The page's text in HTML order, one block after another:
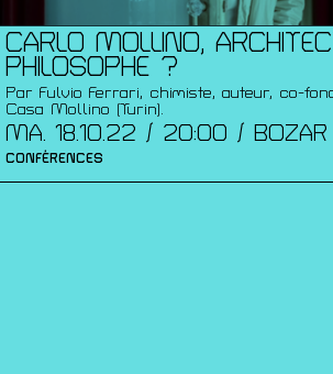
CARLO MOLLINO,
PHILOSOPHE ?
Par Fulvio Ferrari, chimiste, auteur, co-
Casa Mollino (Turin).
MA. 18.10.22 / 20:00 / BOZAR
CONFÉRENCES